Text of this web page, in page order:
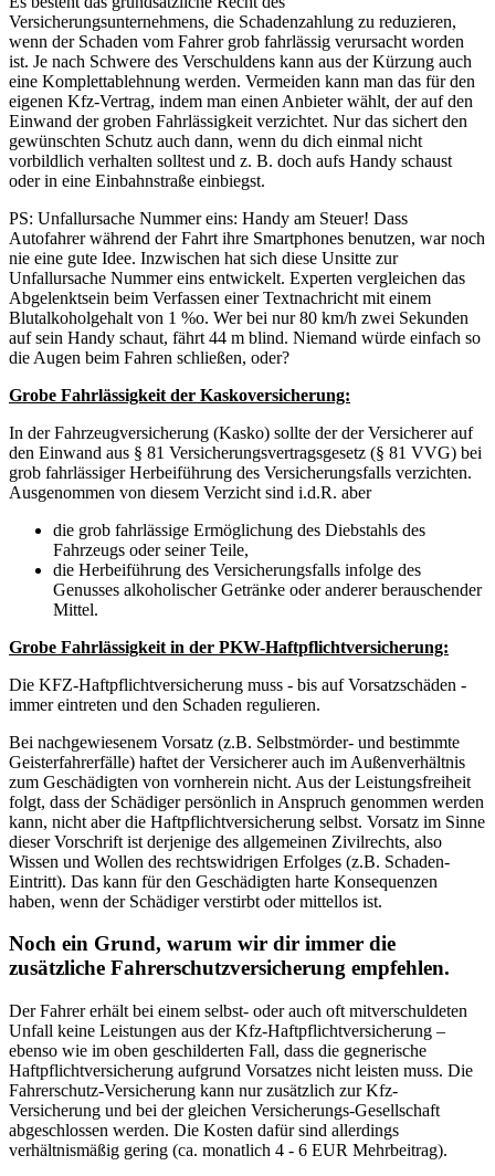
Versicherungsunternehmens, die Schadenzahlung zu reduzieren,
wenn der Schaden vom Fahrer grob fahrlässig verursacht worden
ist. Je nach Schwere des Verschuldens kann aus der Kürzung auch
eine Komplettablehnung werden. Vermeiden kann man das für den
eigenen Kfz-Vertrag, indem man einen Anbieter wählt, der auf den
Einwand der groben Fahrlässigkeit verzichtet. Nur das sichert den
gewünschten Schutz auch dann, wenn du dich einmal nicht
vorbildlich verhalten solltest und z. B. doch aufs Handy schaust
oder in eine Einbahnstraße einbiegst.
PS: Unfallursache Nummer eins: Handy am Steuer! Dass
Autofahrer während der Fahrt ihre Smartphones benutzen, war noch
nie eine gute Idee. Inzwischen hat sich diese Unsitte zur
Unfallursache Nummer eins entwickelt. Experten vergleichen das
Abgelenktsein beim Verfassen einer Textnachricht mit einem
Blutalkoholgehalt von 1 %o. Wer bei nur 80 km/h zwei Sekunden
auf sein Handy schaut, fährt 44 m blind. Niemand würde einfach so
die Augen beim Fahren schließen, oder?
Grobe Fahrlässigkeit der Kaskoversicherung:
In der Fahrzeugversicherung (Kasko) sollte der der Versicherer auf
den Einwand aus § 81 Versicherungsvertragsgesetz (§ 81 VVG) bei
grob fahrlässiger Herbeiführung des Versicherungsfalls verzichten.
Ausgenommen von diesem Verzicht sind i.d.R. aber
die grob fahrlässige Ermöglichung des Diebstahls des
Fahrzeugs oder seiner Teile,
die Herbeiführung des Versicherungsfalls infolge des
Genusses alkoholischer Getränke oder anderer berauschender
Mittel.
Grobe Fahrlässigkeit in der PKW-Haftpflichtversicherung:
Die KFZ-Haftpflichtversicherung muss - bis auf Vorsatzschäden -
immer eintreten und den Schaden regulieren.
Bei nachgewiesenem Vorsatz (z.B. Selbstmörder- und bestimmte
Geisterfahrerfälle) haftet der Versicherer auch im Außenverhältnis
zum Geschädigten von vornherein nicht. Aus der Leistungsfreiheit
folgt, dass der Schädiger persönlich in Anspruch genommen werden
kann, nicht aber die Haftpflichtversicherung selbst. Vorsatz im Sinne
dieser Vorschrift ist derjenige des allgemeinen Zivilrechts, also
Wissen und Wollen des rechtswidrigen Erfolges (z.B. Schaden-
Eintritt). Das kann für den Geschädigten harte Konsequenzen
haben, wenn der Schädiger verstirbt oder mittellos ist.
Noch ein Grund, warum wir dir immer die
zusätzliche Fahrerschutzversicherung empfehlen.
Der Fahrer erhält bei einem selbst- oder auch oft mitverschuldeten
Unfall keine Leistungen aus der Kfz-Haftpflichtversicherung –
ebenso wie im oben geschilderten Fall, dass die gegnerische
Haftpflichtversicherung aufgrund Vorsatzes nicht leisten muss. Die
Fahrerschutz-Versicherung kann nur zusätzlich zur Kfz-
Versicherung und bei der gleichen Versicherungs-Gesellschaft
abgeschlossen werden. Die Kosten dafür sind allerdings
verhältnismäßig gering (ca. monatlich 4 - 6 EUR Mehrbeitrag).